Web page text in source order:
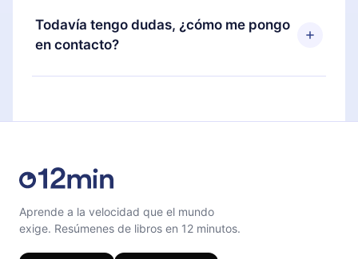
También puedes leer o escuchar tus títulos
favoritos sin conexión y desafiarte con un
puedes cancelar en cualquier momento y el
próximo ciclo de facturación no ocurrirá.
Todavía tengo dudas, ¿cómo me pongo
en contacto?
Aprende a la velocidad que el mundo
exige. Resúmenes de libros en 12 minutos.